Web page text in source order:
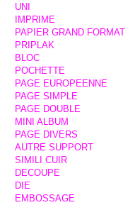
UNI
IMPRIME
PAPIER GRAND FORMAT
PRIPLAK
BLOC
POCHETTE
PAGE EUROPEENNE
PAGE SIMPLE
PAGE DOUBLE
MINI ALBUM
PAGE DIVERS
AUTRE SUPPORT
SIMILI CUIR
DECOUPE
DIE
EMBOSSAGE